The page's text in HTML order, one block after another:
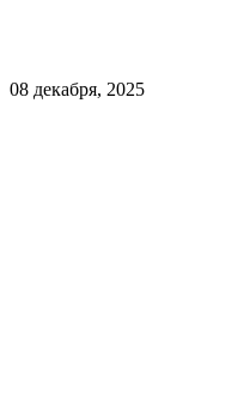
08 декабря, 2025